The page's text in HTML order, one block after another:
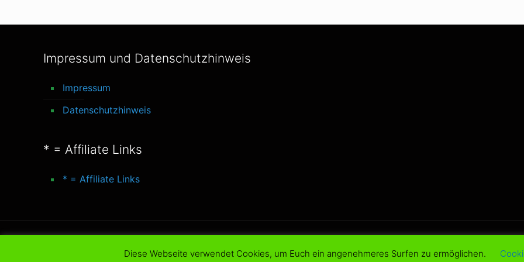
Impressum und Datenschutzhinweis
Impressum
Datenschutzhinweis
* = Affiliate Links
* = Affiliate Links
Diese Webseite verwendet Cookies, um Euch ein angenehmeres Surfen zu ermöglichen.